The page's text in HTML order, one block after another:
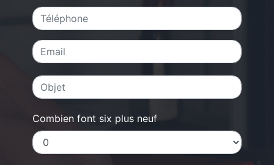
Combien font six plus neuf